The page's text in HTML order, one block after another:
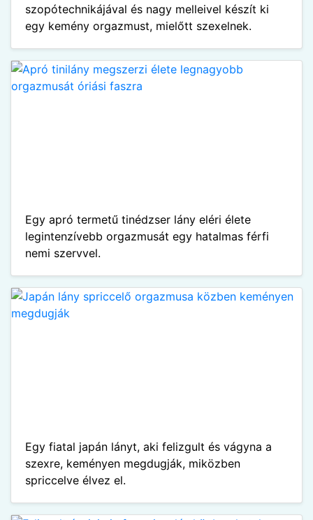
szopótechnikájával és nagy melleivel készít ki
egy kemény orgazmust, mielőtt szexelnek.
Egy apró termetű tinédzser lány eléri élete
legintenzívebb orgazmusát egy hatalmas férfi
nemi szervvel.
Egy fiatal japán lányt, aki felizgult és vágyna a
szexre, keményen megdugják, miközben
spriccelve élvez el.